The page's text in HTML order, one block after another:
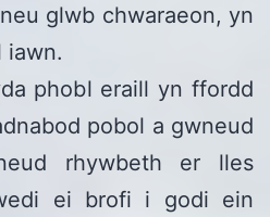
glwb chwaraeon, yn
iawn.
phobl eraill yn ffordd
pobol a gwneud
rhywbeth er lles
ei brofi i godi ein